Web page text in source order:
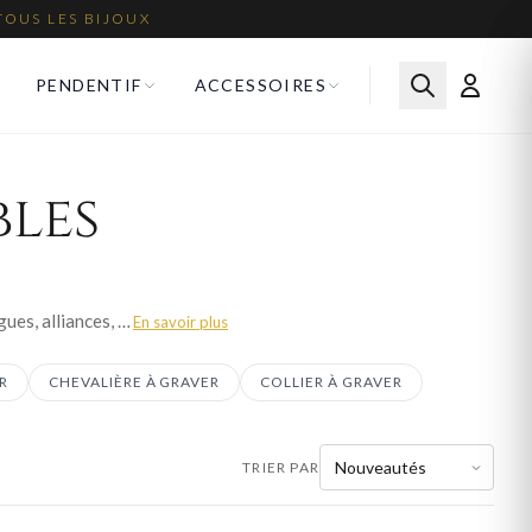
LES BIJOUX
PENDENTIF ACCESSOIRES
Offrez un bijou qui raconte une histoire. Notre collection de bijoux personnalisables regroupe bagues, alliances, chevalières, bracelets, gourmettes, pendentifs et colliers sur lesquels vous pouvez faire inscrire un prénom, une date ou un message personnel. Fabriqués avec soin en or, argent et plaqué or, ces bijoux à graver constituent le cadeau idéal. Livraison offerte en France métropolitaine.En savoir plus
CHEVALIÈRE À GRAVER COLLIER À GRAVER
TRIER PAR